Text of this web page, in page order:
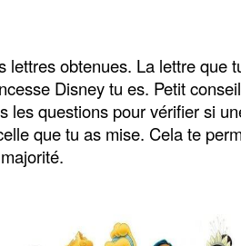
lettres obtenues. La lettre que
Disney tu es. Petit
les questions pour vérifier si
que tu as mise. Cela te